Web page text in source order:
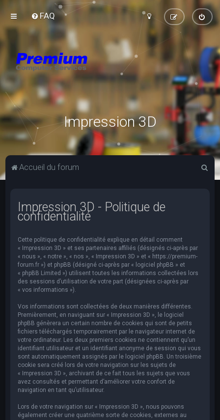
FAQ
Impression 3D
Accueil du forum
Impression 3D - Politique de
confidentialité
Cette politique de confidentialité explique en détail comment
« Impression 3D » et ses partenaires affiliés (désignés ci-après par
« nous », « notre », « nos », « Impression 3D » et « https://premium-
forum.fr ») et phpBB (désigné ci-après par « logiciel phpBB » et
« phpBB Limited ») utilisent toutes les informations collectées lors
des sessions d’utilisation de votre part (désignées ci-après par
« vos informations »).
Vos informations sont collectées de deux manières différentes.
Premièrement, en naviguant sur « Impression 3D », le logiciel
phpBB génèrera un certain nombre de cookies qui sont de petits
fichiers téléchargés temporairement par le navigateur internet de
votre ordinateur. Les deux premiers cookies ne contiennent qu’un
identifiant utilisateur et un identifiant anonyme de session qui vous
sont automatiquement assignés par le logiciel phpBB. Un troisième
cookie sera créé lors de votre navigation sur les sujets de
« Impression 3D », archivant de ce fait tous les sujets que vous
avez consultés et permettant d’améliorer votre confort de
navigation en tant qu’utilisateur.
Lors de votre navigation sur « Impression 3D », nous pouvons
également créer une quatrième sorte de cookies, externes au